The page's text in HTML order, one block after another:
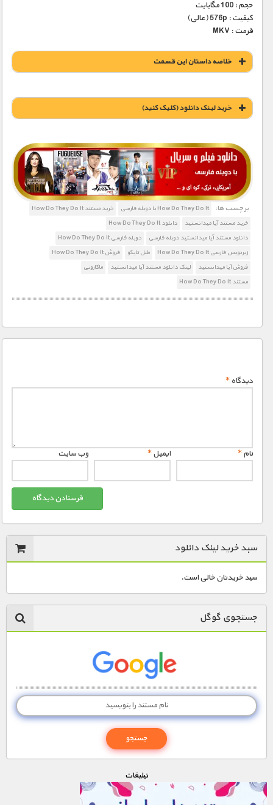
حجم : 100 مگابایت
کیفیت : 576p (عالی)
فرمت : MKV
خلاصه داستان این قسمت
خريد لينک دانلود (کليک کنيد)
1900 تومان – خريد لينک دانلود (افزودن به سبد خريد)
برچسب ها: How Do They Do It با دوبله فارسی
خرید مستند How Do They Do It
خرید مستند آیا میدانستید
دانلود How Do They Do It
دانلود مستند آیا میدانستید دوبله فارسی
دوبله فارسی How Do They Do It
زیرنویس فارسی How Do They Do It
طبل تایکو
فروش How Do They Do It
فروش آیا میدانستید
لینک دانلود مستند آیا میدانستید
ماکارونی
مستند How Do They Do It
دیدگاه*
نام* ایمیل* وب‌ سایت
سبد خرید لینک دانلود
سبد خریدتان خالی است.
جستجوی گوگل
تبليغات